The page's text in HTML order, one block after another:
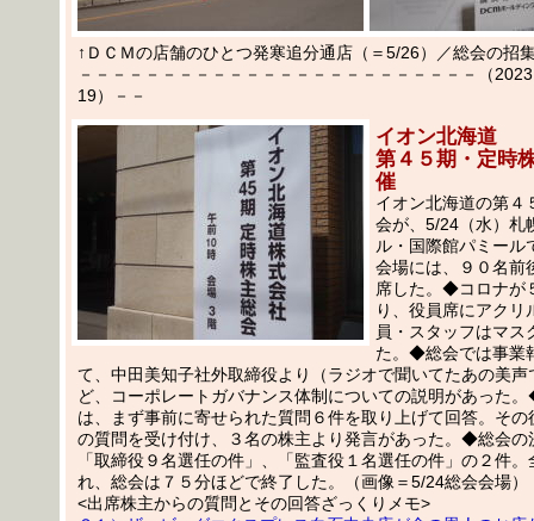
↑ＤＣＭの店舗のひとつ発寒追分通店（＝5/26）／総会の招
－－－－－－－－－－－－－－－－－－－－－－－－（
19）－－
イオン北海道
第４５期・定時
催
イオン北海道の第４
会が、5/24（水）札
ル・国際館パミール
会場には、９０名前
席した。◆コロナが
り、役員席にアクリ
員・スタッフはマス
た。◆総会では事業
て、中田美知子社外取締役より（ラジオで聞いてたあの美声
ど、コーポレートガバナンス体制についての説明があった
は、まず事前に寄せられた質問６件を取り上げて回答。その
の質問を受け付け、３名の株主より発言があった。◆総会の
「取締役９名選任の件」、「監査役１名選任の件」の２件
れ、総会は７５分ほどで終了した。（画像＝5/24総会会場）
<出席株主からの質問とその回答ざっくりメモ>